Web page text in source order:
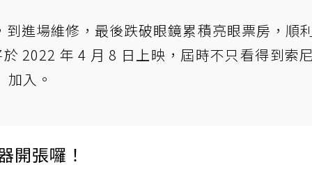
進場維修，最後跌破眼鏡累積亮眼票房，順
2022 年 4 月 8 日上映，屆時不只看得到索
入。
開張囉！